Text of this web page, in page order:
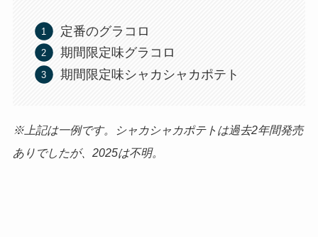
定番のグラコロ
期間限定味グラコロ
期間限定味シャカシャカポテト
※上記は一例です。シャカシャカポテトは過去2年間発売
ありでしたが、2025は不明。